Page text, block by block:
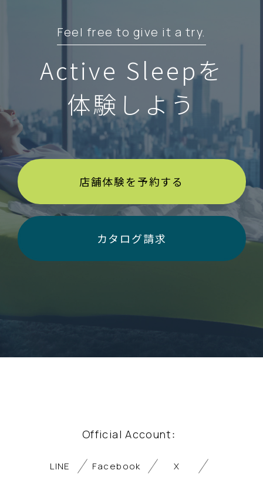
Feel free to give it a try.
Active Sleepを
体験しよう
店舗体験を予約する
カタログ請求
Official Account：
LINE Facebook X